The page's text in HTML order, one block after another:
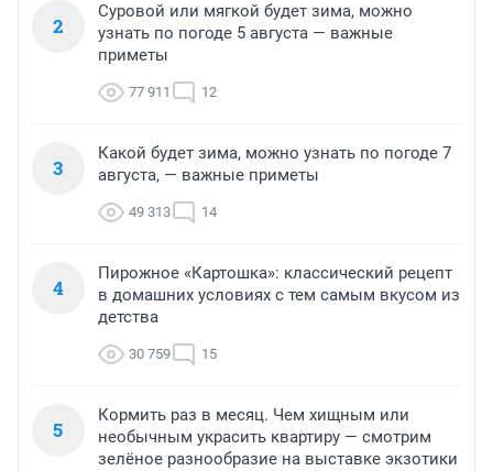
2
Суровой или мягкой будет зима, можно
узнать по погоде 5 августа — важные
приметы
77 911 12
3
Какой будет зима, можно узнать по погоде 7
августа, — важные приметы
49 313 14
4
Пирожное «Картошка»: классический рецепт
в домашних условиях с тем самым вкусом из
детства
30 759 15
5
Кормить раз в месяц. Чем хищным или
необычным украсить квартиру — смотрим
зелёное разнообразие на выставке экзотики